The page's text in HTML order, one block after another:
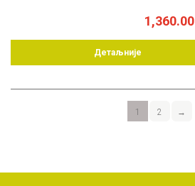
1,360.00
Детаљније
1 2 →